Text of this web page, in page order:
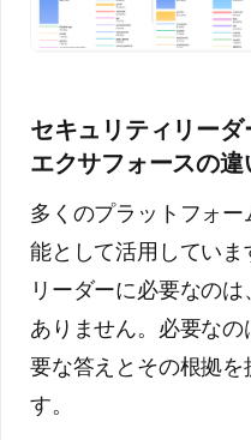
セキュリティリーダ
エクサフォースの違
多くのプラットフォ
能として活用してい
リーダーに必要なの
ありません。必要な
要な答えとその根拠
す。